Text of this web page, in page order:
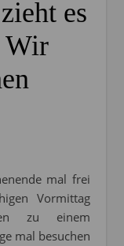
es
Wir
mal frei
Vormittag
zu einem
mal besuchen